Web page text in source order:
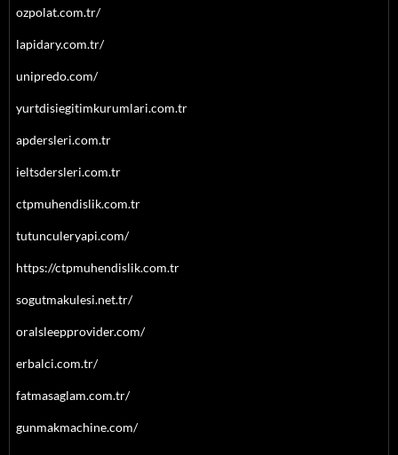
ozpolat.com.tr/
lapidary.com.tr/
unipredo.com/
yurtdisiegitimkurumlari.com.tr
apdersleri.com.tr
ieltsdersleri.com.tr
ctpmuhendislik.com.tr
tutunculeryapi.com/
https://ctpmuhendislik.com.tr
sogutmakulesi.net.tr/
oralsleepprovider.com/
erbalci.com.tr/
fatmasaglam.com.tr/
gunmakmachine.com/